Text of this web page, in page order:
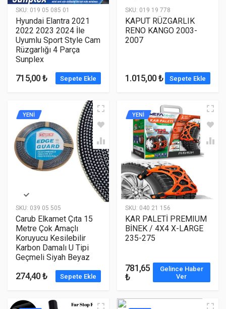
SKU: 019 05 085 01
Hyundai Elantra 2021
2022 2023 2024 İle
Uyumlu Sport Style Cam
Rüzgarlığı 4 Parça
Sunplex
715,00 ₺ Sepete Ekle
SKU: 019 19 778
KAPUT RÜZGARLIK
RENO KANGO 2003-
2007
1.015,00 ₺ Sepete Ekle
SKU: 039 05 505
YENİ
Carub Elkamet Çıta 15
Metre Çok Amaçlı
Koruyucu Kesilebilir
Karbon Damalı U Tipi
Geçmeli Siyah Beyaz
274,40 ₺ Sepete Ekle
SKU: 040 21 156
YENİ
KAR PALETİ PREMIUM
BİNEK / 4X4 X-LARGE
235-275
781,65
₺
Gelince Haber
Ver